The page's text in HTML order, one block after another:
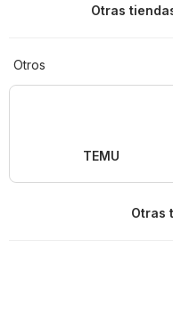
Otras
Otros
TEMU
Otras